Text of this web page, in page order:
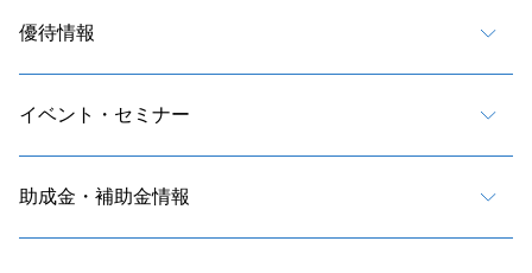
優待情報
イベント・セミナー
助成金・補助金情報